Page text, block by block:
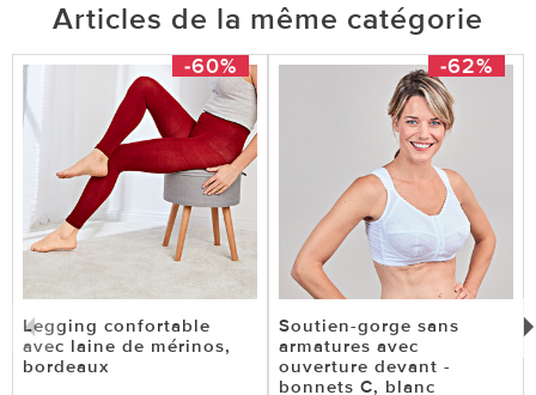
Articles de la même catégorie
-60%
Legging confortable
avec laine de mérinos,
bordeaux
-62%
Soutien-gorge sans
armatures avec
ouverture devant -
bonnets C, blanc